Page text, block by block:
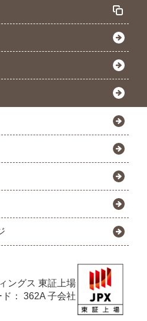
ングス 東証上場
： 362A 子会社